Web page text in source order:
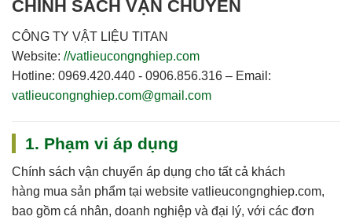
CHÍNH SÁCH VẬN CHUYỂN
CÔNG TY VẬT LIỆU TITAN
Website: //vatlieucongnghiep.com
Hotline: 0969.420.440 - 0906.856.316 – Email:
vatlieucongnghiep.com@gmail.com
1. Phạm vi áp dụng
Chính sách vận chuyển áp dụng cho tất cả khách
hàng mua sản phẩm tại website vatlieucongnghiep.com,
bao gồm cá nhân, doanh nghiệp và đại lý, với các đơn